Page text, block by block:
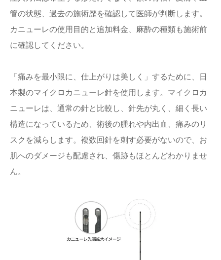
管の状態、過去の施術歴を確認して医師が判断します。
カニューレの使用目的と追加料金、麻酔の種類も施術前
に確認してください。
「痛みを最小限に、仕上がりは美しく」するために、日
本製のマイクロカニューレ針を使用します。マイクロカ
ニューレは、通常の針と比較し、針先が丸く、細く長い
構造になっているため、術後の腫れや内出血、痛みのリ
スクを減らします。複数回針を刺す必要がないので、お
肌へのダメージも配慮され、傷跡もほとんどわかりませ
ん。